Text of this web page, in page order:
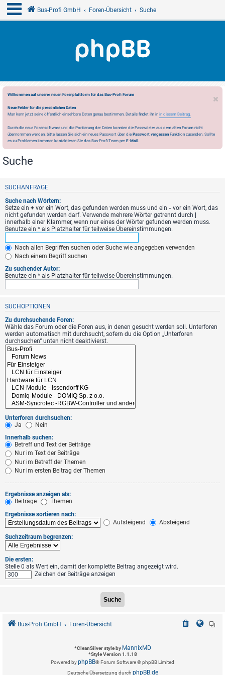
Bus-Profi GmbH Foren-Übersicht Suche
Willkommen auf unserer neuen Forenplattform für das Bus-Profi Forum
Neue Felder für die persönlichen Daten
Man kann jetzt seine öffentlich einsehbare Daten genau bestimmen. Details findet ihr in in diesem Beitrag.
Durch die neue Forensoftware und die Portierung der Daten konnten die Passwörter aus dem alten Forum nicht
übernommen werden, bitte lassen Sie sich ein neues Passwort über die Passwort vergessen Funktion zusenden. Sollte
es zu Problemen kommen kontaktieren Sie das Bus-Profi Team per E-Mail.
Suche
SUCHANFRAGE
Suche nach Wörtern:
Setze ein + vor ein Wort, das gefunden werden muss und ein - vor ein Wort, das
nicht gefunden werden darf. Verwende mehrere Wörter getrennt durch |
innerhalb einer Klammer, wenn nur eines der Wörter gefunden werden muss.
Benutze ein * als Platzhalter für teilweise Übereinstimmungen.
Nach allen Begriffen suchen oder Suche wie angegeben verwenden
Nach einem Begriff suchen
Zu suchender Autor:
Benutze ein * als Platzhalter für teilweise Übereinstimmungen.
SUCHOPTIONEN
Zu durchsuchende Foren:
Wähle das Forum oder die Foren aus, in denen gesucht werden soll. Unterforen
werden automatisch mit durchsucht, sofern du die Option „Unterforen
durchsuchen“ unten nicht deaktivierst.
Unterforen durchsuchen:
Ja
Nein
Innerhalb suchen:
Betreff und Text der Beiträge
Nur im Text der Beiträge
Nur im Betreff der Themen
Nur im ersten Beitrag der Themen
Ergebnisse anzeigen als:
Beiträge
Themen
Ergebnisse sortieren nach:
Aufsteigend
Absteigend
Suchzeitraum begrenzen:
Die ersten:
Stelle 0 als Wert ein, damit der komplette Beitrag angezeigt wird.
Zeichen der Beiträge anzeigen
Bus-Profi GmbH Foren-Übersicht
*CleanSilver style by MannixMD
*Style Version 1.1.18
Powered byphpBB® Forum Software © phpBB Limited
Deutsche Übersetzung durch phpBB.de